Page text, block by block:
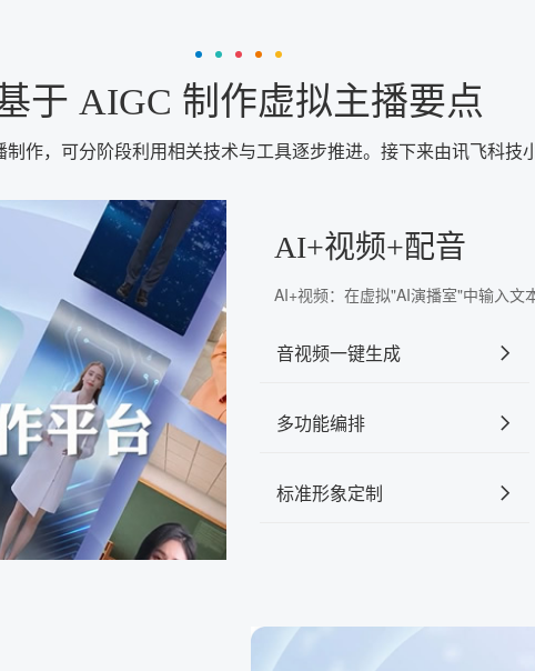
于 AIGC 制作虚拟主播要点
作，可分阶段利用相关技术与工具逐步推进。接下来由讯飞科技
AI+视频+配音
AI+视频：在虚拟"AI演播室"中输入文
音视频一键生成
多功能编排
标准形象定制